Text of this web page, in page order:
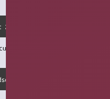
end output sortie.pdf
PDF de 180 degrés (au
output sortie.pdf